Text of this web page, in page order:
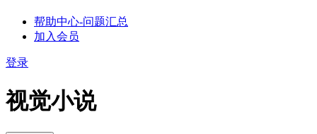
帮助中心-问题汇总
加入会员
登录
视觉小说